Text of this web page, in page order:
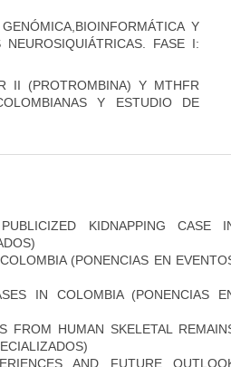
Y
NEUROSIQUIÁTRICAS. FASE I:
II (PROTROMBINA) Y MTHFR
Y ESTUDIO DE
KIDNAPPING CASE
(PONENCIAS EN
IN COLOMBIA (PONENCIAS
FROM HUMAN SKELETAL
AND FUTURE